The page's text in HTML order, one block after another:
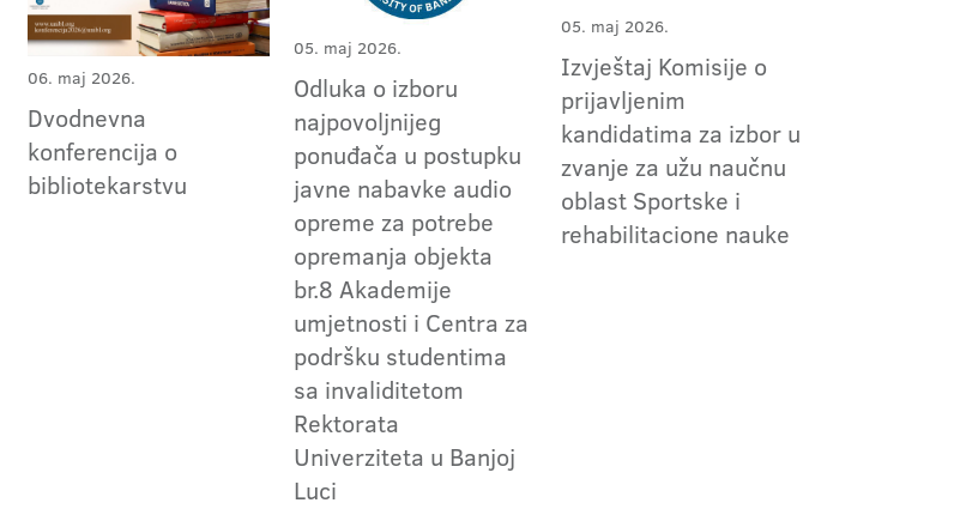
06. maj 2026.
Dvodnevna
konferencija o
bibliotekarstvu
05. maj 2026.
Odluka o izboru
najpovoljnijeg
ponuđača u postupku
javne nabavke audio
opreme za potrebe
opremanja objekta
br.8 Akademije
umjetnosti i Centra za
podršku studentima
sa invaliditetom
Rektorata
Univerziteta u Banjoj
Luci
05. maj 2026.
Izvještaj Komisije o
prijavljenim
kandidatima za izbor u
zvanje za užu naučnu
oblast Sportske i
rehabilitacione nauke